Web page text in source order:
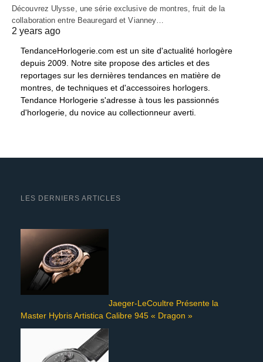
Découvrez Ulysse, une série exclusive de montres, fruit de la
collaboration entre Beauregard et Vianney…
2 years ago
TendanceHorlogerie.com est un site d'actualité horlogère
depuis 2009. Notre site propose des articles et des
reportages sur les dernières tendances en matière de
montres, de techniques et d'accessoires horlogers.
Tendance Horlogerie s'adresse à tous les passionnés
d'horlogerie, du novice au collectionneur averti.
LES DERNIERS ARTICLES
Jaeger-LeCoultre Présente la
Master Hybris Artistica Calibre 945 « Dragon »